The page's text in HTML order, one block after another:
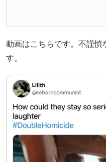
動画はこちらです。不謹慎
す。